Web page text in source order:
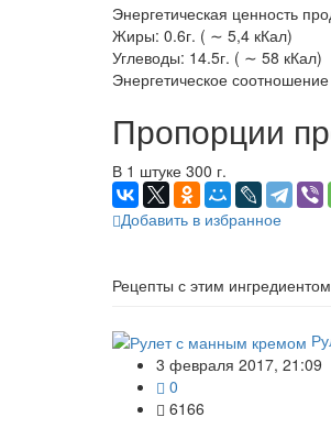
Энергетическая ценность
Жиры: 0.6г. ( ∼ 5,4 кКал)
Углеводы: 14.5г. ( ∼ 58 кКал)
Энергетическое
Пропорции
В 1 штуке 300 г.
Добавить в избранное
Рецепты с этим ингредиентом
3 февраля 2017, 21:09
0
6166